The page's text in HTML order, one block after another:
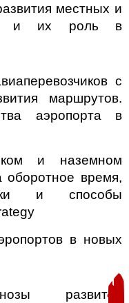
местных и
и их роль в
с
маршрутов.
аэропорта в
и наземном
оборотное время,
и способы
в новых
развития